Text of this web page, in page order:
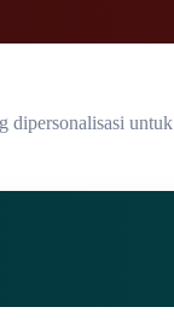
dipersonalisasi